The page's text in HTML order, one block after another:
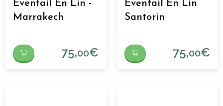
Éventail En Lin -
Marrakech
75,00€
Éventail En Lin
Santorin
75,00€